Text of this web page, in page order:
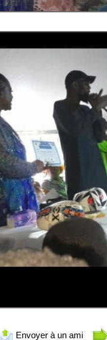
Envoyer à un ami